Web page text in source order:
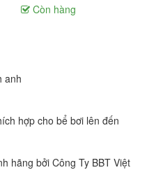
Còn hàng
anh
hợp cho bể bơi lên đến
hãng bởi Công Ty BBT Việt